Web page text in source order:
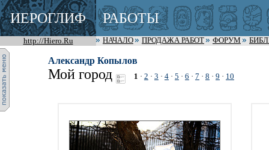
ИЕРОГЛИФ РАБОТЫ
http://Hiero.Ru НАЧАЛО ПРОДАЖА РАБОТ ФОРУМ
Александр Копылов
Мой город 1 · 2 · 3 · 4 · 5 · 6 · 7 · 8 · 9 · 10